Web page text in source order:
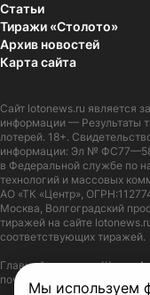
Мы используем
Статьи
Тиражи «Столото»
Архив новостей
Карта сайта
Сайт lotonews.ru является
информации — Результаты
лотерей. 18+.
информации: Эл №
в Федеральной службе по
технологий и массовых
АО «ТК «Центр»,
Москва, Волгоградский
тиражей на сайте
соответствующих тиражей.
Главный редактор: Журов
почты: lotonews@stoloto.ru.